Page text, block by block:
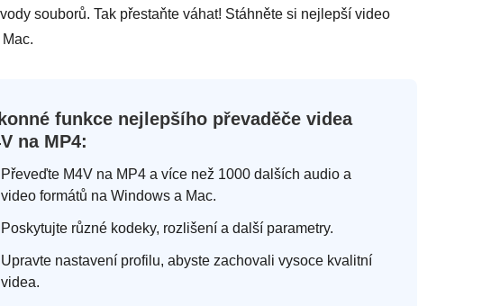
souborů. Tak přestaňte váhat! Stáhněte si nejlepší video
funkce nejlepšího převaděče videa
na MP4:
Převeďte M4V na MP4 a více než 1000 dalších audio a
video formátů na Windows a Mac.
Poskytujte různé kodeky, rozlišení a další parametry.
Upravte nastavení profilu, abyste zachovali vysoce kvalitní
videa.